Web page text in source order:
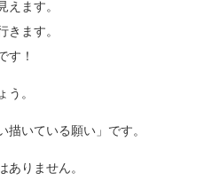
ます。
ます。
す！
。
描いている願い」です。
りません。